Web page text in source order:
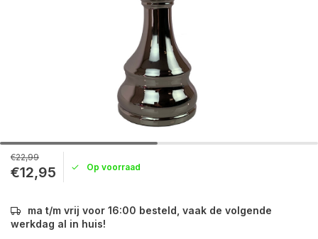
€22,99
€12,95 Op voorraad
ma t/m vrij voor 16:00 besteld, vaak de volgende
werkdag al in huis!